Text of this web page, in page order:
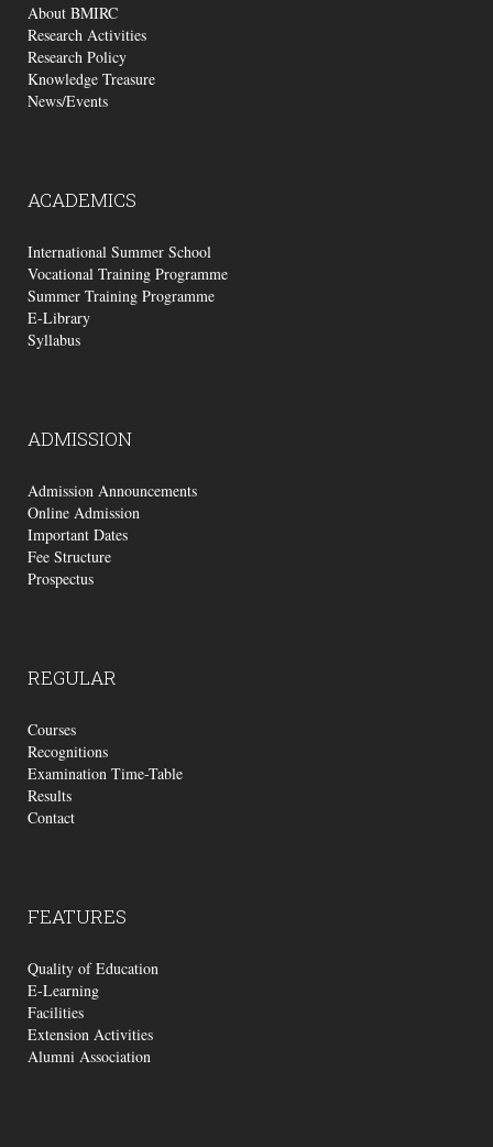
About BMIRC
Research Activities
Research Policy
Knowledge Treasure
News/Events
ACADEMICS
International Summer School
Vocational Training Programme
Summer Training Programme
E-Library
Syllabus
ADMISSION
Admission Announcements
Online Admission
Important Dates
Fee Structure
Prospectus
REGULAR
Courses
Recognitions
Examination Time-Table
Results
Contact
FEATURES
Quality of Education
E-Learning
Facilities
Extension Activities
Alumni Association